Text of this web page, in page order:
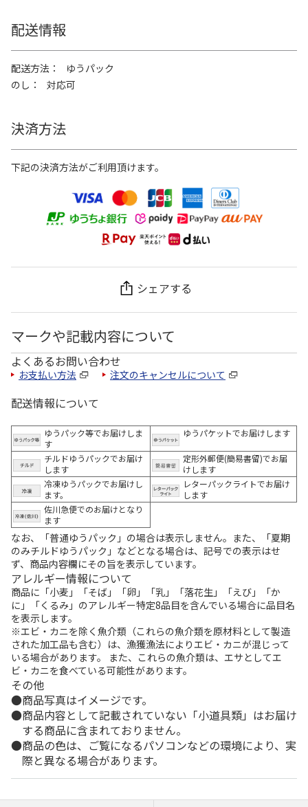
配送情報
配送方法
ゆうパック
のし
対応可
決済方法
下記の決済方法がご利用頂けます。
シェアする
マークや記載内容について
よくあるお問い合わせ
お支払い方法 注文のキャンセルについて
配送情報について
ゆうパック等でお届けしま
す
ゆうパケットでお届けします
チルドゆうパックでお届け
します
定形外郵便(簡易書留)でお届
けします
冷凍ゆうパックでお届けし
ます。
レターパックライトでお届け
します
佐川急便でのお届けとなり
ます
なお、「普通ゆうパック」の場合は表示しません。また、「夏期
のみチルドゆうパック」などとなる場合は、記号での表示はせ
ず、商品内容欄にその旨を表示しています。
アレルギー情報について
商品に「小麦」「そば」「卵」「乳」「落花生」「えび」「か
に」「くるみ」のアレルギー特定8品目を含んでいる場合に品目名
を表示します。
※エビ・カニを除く魚介類（これらの魚介類を原材料として製造
された加工品も含む）は、漁獲漁法によりエビ・カニが混じって
いる場合があります。 また、これらの魚介類は、エサとしてエ
ビ・カニを食べている可能性があります。
その他
商品写真はイメージです。
商品内容として記載されていない「小道具類」はお届け
する商品に含まれておりません。
商品の色は、ご覧になるパソコンなどの環境により、実
際と異なる場合があります。